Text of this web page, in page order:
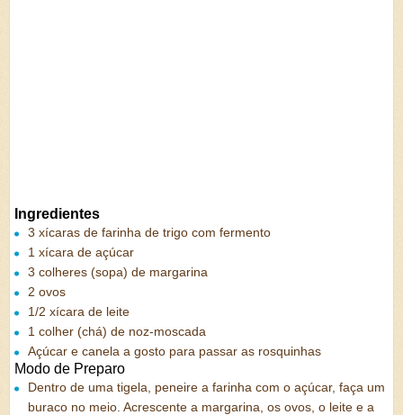
Ingredientes
3 xícaras de farinha de trigo com fermento
1 xícara de açúcar
3 colheres (sopa) de margarina
2 ovos
1/2 xícara de leite
1 colher (chá) de noz-moscada
Açúcar e canela a gosto para passar as rosquinhas
Modo de Preparo
Dentro de uma tigela, peneire a farinha com o açúcar, faça um
buraco no meio. Acrescente a margarina, os ovos, o leite e a